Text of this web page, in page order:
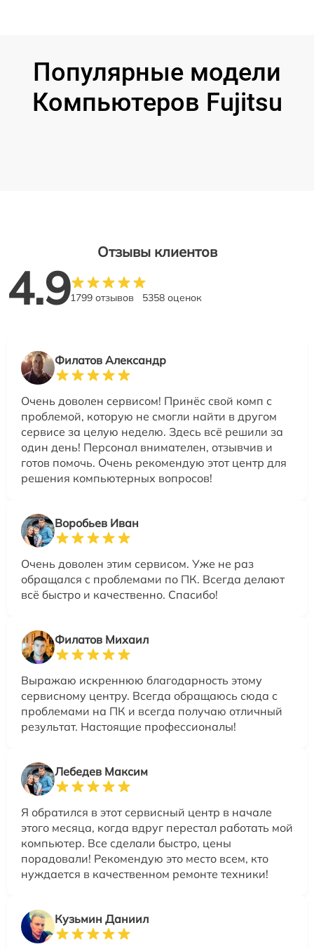
Популярные модели
Компьютеров Fujitsu
Отзывы клиентов
4.91799 отзывов 5358 оценок
Филатов Александр
Очень доволен сервисом! Принёс свой комп с
проблемой, которую не смогли найти в другом
сервисе за целую неделю. Здесь всё решили за
один день! Персонал внимателен, отзывчив и
готов помочь. Очень рекомендую этот центр для
решения компьютерных вопросов!
Воробьев Иван
Очень доволен этим сервисом. Уже не раз
обращался с проблемами по ПК. Всегда делают
всё быстро и качественно. Спасибо!
Филатов Михаил
Выражаю искреннюю благодарность этому
сервисному центру. Всегда обращаюсь сюда с
проблемами на ПК и всегда получаю отличный
результат. Настоящие профессионалы!
Лебедев Максим
Я обратился в этот сервисный центр в начале
этого месяца, когда вдруг перестал работать мой
компьютер. Все сделали быстро, цены
порадовали! Рекомендую это место всем, кто
нуждается в качественном ремонте техники!
Кузьмин Даниил